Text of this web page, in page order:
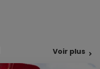
Voir plus